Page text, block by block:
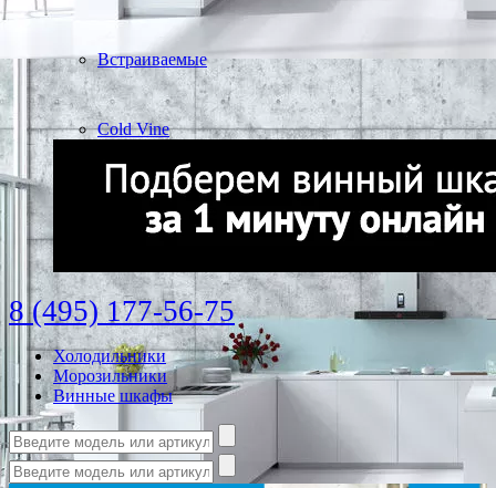
Встраиваемые
Cold Vine
8 (495) 177-56-75
Холодильники
Морозильники
Винные шкафы